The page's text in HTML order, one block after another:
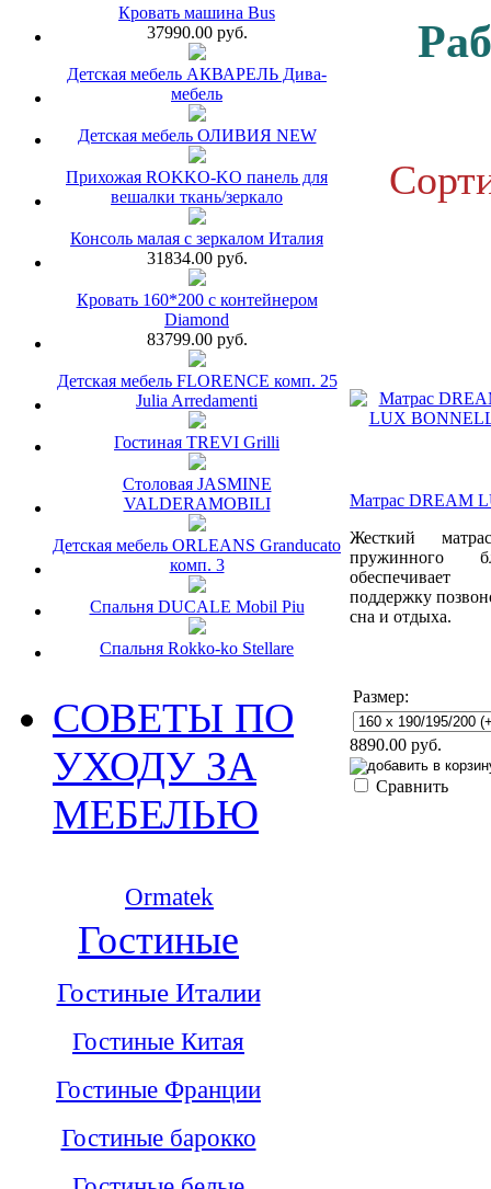
Кровать машина Bus
37990.00 руб.
Детская мебель АКВАРЕЛЬ Дива-
мебель
Детская мебель ОЛИВИЯ NEW
Прихожая ROKKO-KO панель для
вешалки ткань/зеркало
Консоль малая с зеркалом Италия
31834.00 руб.
Кровать 160*200 с контейнером
Diamond
83799.00 руб.
Детская мебель FLORENCE комп. 25
Julia Arredamenti
Гостиная TREVI Grilli
Столовая JASMINE
VALDERAMOBILI
Детская мебель ORLEANS Granducato
комп. 3
Спальня DUCALE Mobil Piu
Спальня Rokko-ko Stellare
СОВЕТЫ ПО
УХОДУ ЗА
МЕБЕЛЬЮ
Ormatek
Гостиные
Гостиные Италии
Гостиные Китая
Гостиные Франции
Гостиные барокко
Матрас DREAM
Жесткий
пружинного
поддержку
сна и отдыха.
Размер:
8890.00 руб.
Сравнить